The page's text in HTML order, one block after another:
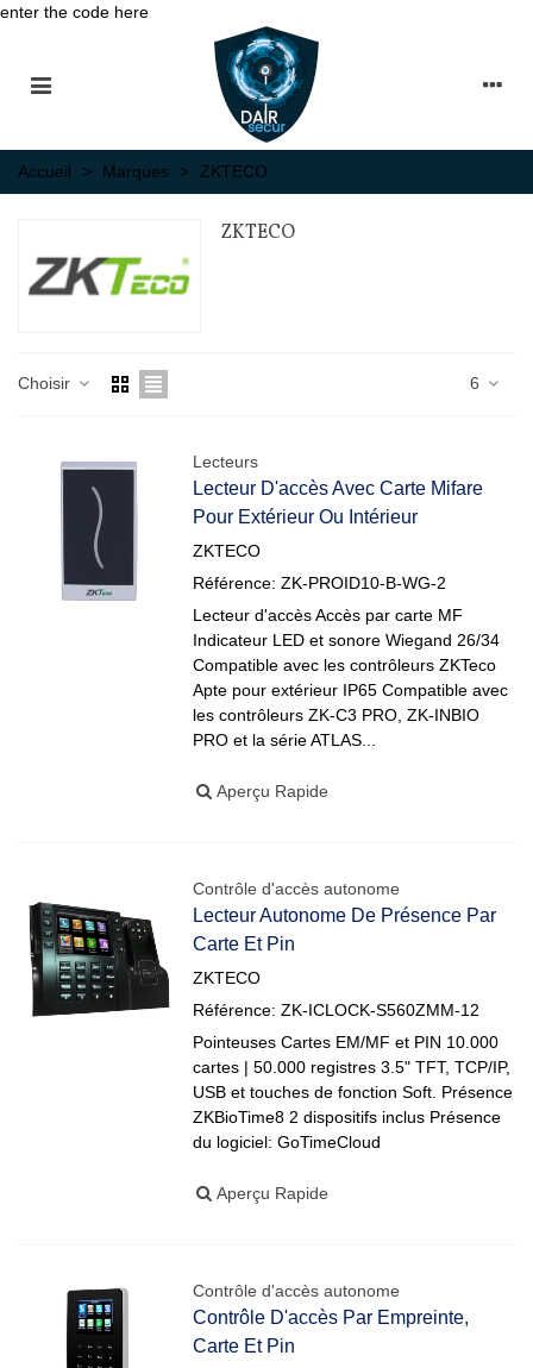
enter the code here
Accueil > Marques > ZKTECO
ZKTECO
Choisir 6
Lecteurs
Lecteur D'accès Avec Carte Mifare
Pour Extérieur Ou Intérieur
ZKTECO
Référence: ZK-PROID10-B-WG-2
Lecteur d'accès Accès par carte MF
Indicateur LED et sonore Wiegand 26/34
Compatible avec les contrôleurs ZKTeco
Apte pour extérieur IP65 Compatible avec
les contrôleurs ZK-C3 PRO, ZK-INBIO
PRO et la série ATLAS...
Aperçu Rapide
Contrôle d'accès autonome
Lecteur Autonome De Présence Par
Carte Et Pin
ZKTECO
Référence: ZK-ICLOCK-S560ZMM-12
Pointeuses Cartes EM/MF et PIN 10.000
cartes | 50.000 registres 3.5" TFT, TCP/IP,
USB et touches de fonction Soft. Présence
ZKBioTime8 2 dispositifs inclus Présence
du logiciel: GoTimeCloud
Aperçu Rapide
Contrôle d'accès autonome
Contrôle D'accès Par Empreinte,
Carte Et Pin